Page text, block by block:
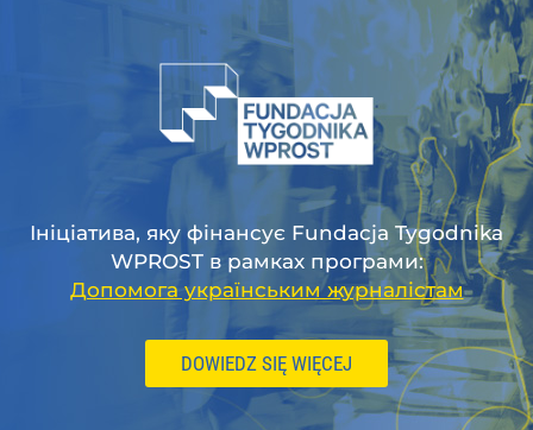
Ініціатива, яку фінансує Fundacja Tygodnika
WPROST в рамках програми:
Допомога українським журналістам
DOWIEDZ SIĘ WIĘCEJ